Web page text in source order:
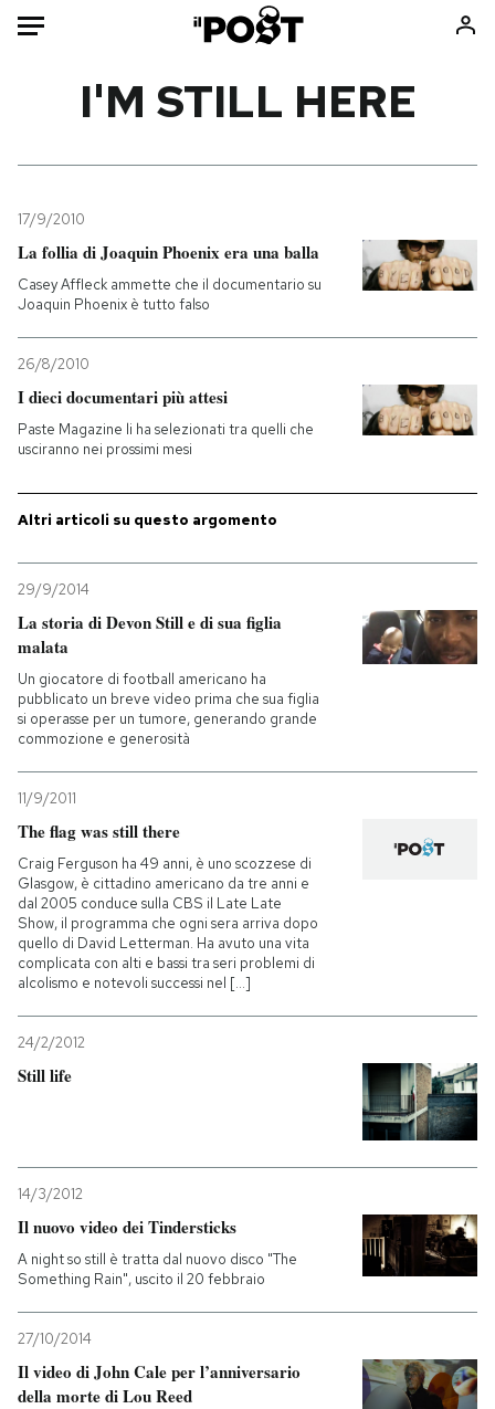
Mondo
Politica
Tecnologia
Internet
Scienza
Economia
Sport
Consumismi
Storie/Idee
Media
Mondiali calcio 2026
NEWSLETTER
I MIEI PREFERITI
CALENDARIO
AREA PERSONALE
Entra
I'M STILL HERE
17/9/2010
La follia di Joaquin Phoenix era una balla
Casey Affleck ammette che il documentario su
Joaquin Phoenix è tutto falso
26/8/2010
I dieci documentari più attesi
Paste Magazine li ha selezionati tra quelli che
usciranno nei prossimi mesi
Altri articoli su questo argomento
29/9/2014
La storia di Devon Still e di sua figlia
malata
Un giocatore di football americano ha
pubblicato un breve video prima che sua figlia
si operasse per un tumore, generando grande
commozione e generosità
11/9/2011
The flag was still there
Craig Ferguson ha 49 anni, è uno scozzese di
Glasgow, è cittadino americano da tre anni e
dal 2005 conduce sulla CBS il Late Late
Show, il programma che ogni sera arriva dopo
quello di David Letterman. Ha avuto una vita
complicata con alti e bassi tra seri problemi di
alcolismo e notevoli successi nel [...]
24/2/2012
Still life
14/3/2012
Il nuovo video dei Tindersticks
A night so still è tratta dal nuovo disco "The
Something Rain", uscito il 20 febbraio
27/10/2014
Il video di John Cale per l’anniversario
della morte di Lou Reed